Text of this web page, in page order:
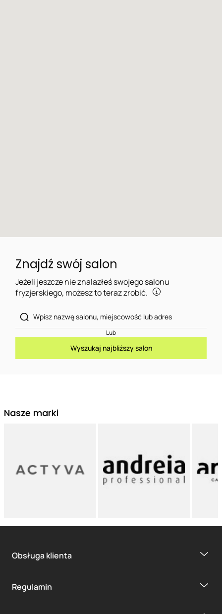
Znajdź swój salon
Jeżeli jeszcze nie znalazłeś swojego salonu
fryzjerskiego, możesz to teraz zrobić.
Lub
Wyszukaj najbliższy salon
Nasze marki
Obsługa klienta
Regulamin